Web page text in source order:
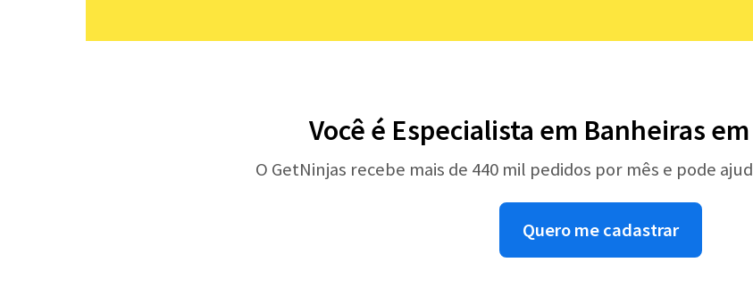
Você é Especialista em Banheiras
O GetNinjas recebe mais de 440 mil pedidos por mês e pode
Quero me cadastrar